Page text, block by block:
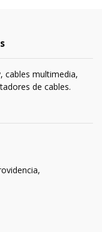
cables multimedia,
de cables.